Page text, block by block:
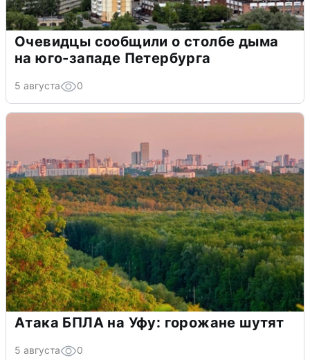
Очевидцы сообщили о столбе дыма
на юго-западе Петербурга
5 августа 0
Атака БПЛА на Уфу: горожане шутят
5 августа 0